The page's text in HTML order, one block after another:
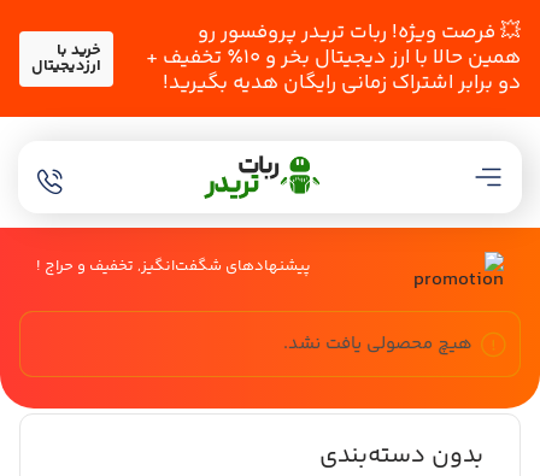
💥 فرصت ویژه! ربات تریدر پروفسور رو
همین حالا با ارز دیجیتال بخر و ۱۰٪ تخفیف +
دو برابر اشتراک زمانی رایگان هدیه بگیرید!
خرید با
ارزدیجیتال
پیشنهادهای شگفت‌انگیز, تخفیف و حراج !
هیچ محصولی یافت نشد.
بدون دسته‌بندی